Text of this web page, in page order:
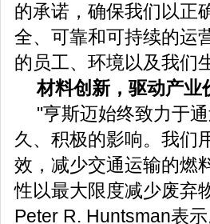
的承诺，确保我们以正
全、可靠和可持续的运
的员工、环境以及我们
材料创新，驱动产业
"亨斯迈始终致力于
久、积极的影响。我们
效，减少交通运输的燃
性以最大限度减少废弃
Peter R. Huntsman表